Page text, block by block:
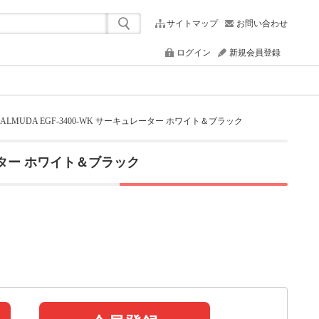
サイトマップ お問い合わせ
ログイン 新規会員登録
EGF-3400-WK サーキュレーター ホワイト＆ブラック
ー ホワイト＆ブラック